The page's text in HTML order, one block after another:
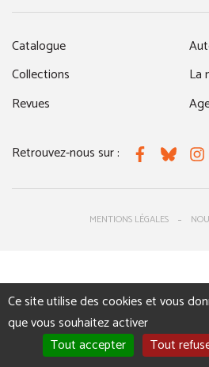
Catalogue
Collections
Revues
La
Retrouvez-nous sur : FacebookBluesky
MENTIONS LÉGALES
Ce site utilise des cookies et vous
que vous souhaitez activer
Tout accepter
Tout